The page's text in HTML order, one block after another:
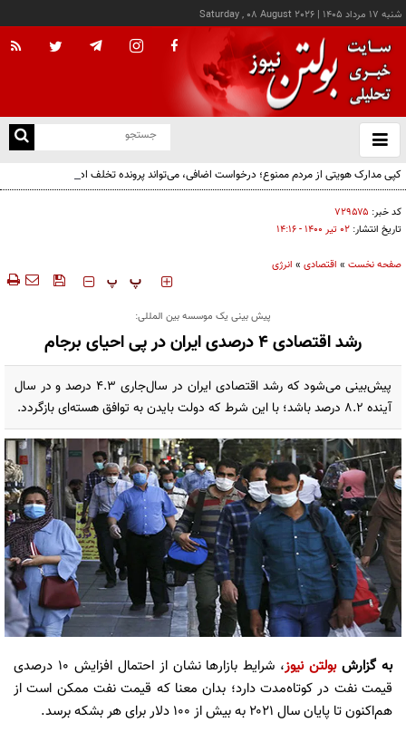
شنبه ۱۷ مرداد ۱۴۰۵ |
Saturday , 08 August 2026
باز
و
کپی مدارک هویتی از مردم ممنوع؛ درخواست اضافی، می‌تواند پرونده تخلف اداری به دنبال
داشته باشد!
کد خبر: ۷۲۹۵۷۵
تاریخ انتشار: ۰۲ تير ۱۴۰۰ - ۱۴:۱۶
صفحه نخست » اقتصادی » انرژی
‍‍‍ پ پ
پیش بینی یک موسسه بین المللی:
رشد اقتصادی 4 درصدی ایران در پی احیای برجام
پیش‌بینی می‌شود که رشد اقتصادی ایران در سال‌جاری ۴.۳ درصد و در سال
آینده ۸.۲ درصد باشد؛ با این شرط که دولت بایدن به توافق هسته‌ای بازگردد.
به گزارشبولتن نیوز
، شرایط بازارها نشان از احتمال افزایش ۱۰ درصدی
قیمت نفت در کوتاه‌مدت دارد؛ بدان معنا که قیمت نفت ممکن است از
هم‌اکنون تا پایان سال ۲۰۲۱ به بیش از ۱۰۰ دلار برای هر بشکه برسد.